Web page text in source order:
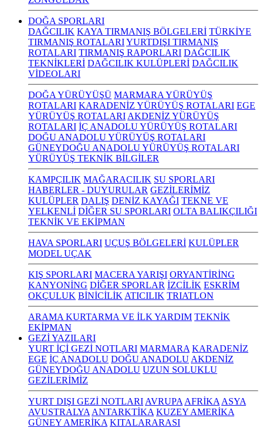
DOĞA SPORLARI
DAĞCILIK KAYA TIRMANIŞ BÖLGELERİ TÜRKİYE
TIRMANIŞ ROTALARIYURTDIŞI TIRMANIŞ
ROTALARI TIRMANIŞ RAPORLARI DAĞCILIK
TEKNİKLERİ DAĞCILIK KULÜPLERİ DAĞCILIK
VİDEOLARI
DOĞA YÜRÜYÜŞÜ MARMARA YÜRÜYÜŞ
ROTALARI KARADENİZ YÜRÜYÜŞ ROTALARI EGE
YÜRÜYÜŞ ROTALARI AKDENİZ YÜRÜYÜŞ
ROTALARI İÇ ANADOLU YÜRÜYÜŞ ROTALARI
DOĞU ANADOLU YÜRÜYÜŞ ROTALARI
GÜNEYDOĞU ANADOLU YÜRÜYÜŞ ROTALARI
YÜRÜYÜŞ TEKNİK BİLGİLER
KAMPÇILIK MAĞARACILIK SU SPORLARI
HABERLER - DUYURULAR GEZİLERİMİZ
KULÜPLER DALIŞ DENİZ KAYAĞI TEKNE VE
YELKENLİ DİĞER SU SPORLARI OLTA BALIKÇILIĞI
TEKNİK VE EKİPMAN
HAVA SPORLARI UÇUŞ BÖLGELERİ KULÜPLER
MODEL UÇAK
KIŞ SPORLARI MACERA YARIŞI ORYANTİRİNG
KANYONİNG DİĞER SPORLAR İZCİLİK ESKRİM
OKÇULUK BİNİCİLİK ATICILIK TRIATLON
ARAMA KURTARMA VE İLK YARDIM TEKNİK
EKİPMAN
GEZİ YAZILARI
YURT İÇİ GEZİ NOTLARI MARMARA KARADENİZ
EGE İÇ ANADOLU DOĞU ANADOLU AKDENİZ
GÜNEYDOĞU ANADOLU UZUN SOLUKLU
GEZİLERİMİZ
YURT DIŞI GEZİ NOTLARI AVRUPA AFRİKA ASYA
AVUSTRALYA ANTARKTİKA KUZEY AMERİKA
GÜNEY AMERİKA KITALARARASI